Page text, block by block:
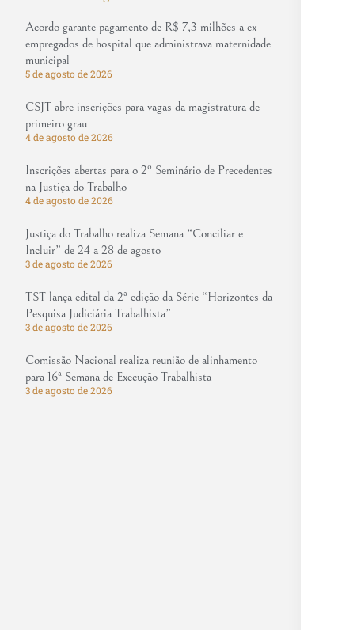
Acordo garante pagamento de R$ 7,3 milhões a ex-
empregados de hospital que administrava maternidade
municipal
5 de agosto de 2026
CSJT abre inscrições para vagas da magistratura de
primeiro grau
4 de agosto de 2026
Inscrições abertas para o 2º Seminário de Precedentes
na Justiça do Trabalho
4 de agosto de 2026
Justiça do Trabalho realiza Semana “Conciliar e
Incluir” de 24 a 28 de agosto
3 de agosto de 2026
TST lança edital da 2ª edição da Série “Horizontes da
Pesquisa Judiciária Trabalhista”
3 de agosto de 2026
Comissão Nacional realiza reunião de alinhamento
para 16ª Semana de Execução Trabalhista
3 de agosto de 2026